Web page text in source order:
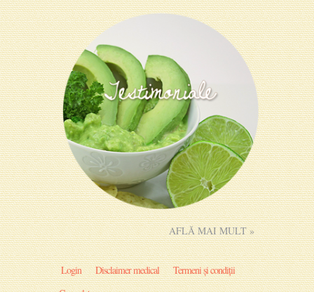
AFLĂ MAI MULT »
Login Disclaimer medical
Termeni și condiții